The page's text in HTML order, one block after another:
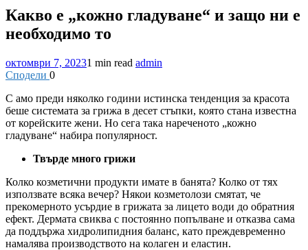
Какво е „кожно гладуване“ и защо ни е
необходимо то
октомври 7, 20231 min read admin
Сподели 0
С амо преди няколко години истинска тенденция за красота
беше системата за грижа в десет стъпки, която стана известна
от корейските жени. Но сега така нареченото „кожно
гладуване“ набира популярност.
Твърде много грижи
Колко козметични продукти имате в банята? Колко от тях
използвате всяка вечер? Някои козметолози смятат, че
прекомерното усърдие в грижата за лицето води до обратния
ефект. Дермата свиква с постоянно попълване и отказва сама
да поддържа хидролипидния баланс, като преждевременно
намалява производството на колаген и еластин.